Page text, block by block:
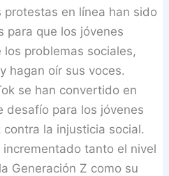
en línea han sido
para que los jóvenes
problemas sociales,
hagan oír sus voces.
se han convertido en
desafío para los jóvenes
la injusticia social.
tanto el nivel
Generación Z como su